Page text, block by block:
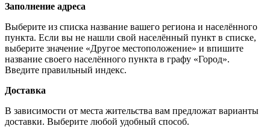
Заполнение адреса
Выберите из списка название вашего региона и населённого
пункта. Если вы не нашли свой населённый пункт в списке,
выберите значение «Другое местоположение» и впишите
название своего населённого пункта в графу «Город».
Введите правильный индекс.
Доставка
В зависимости от места жительства вам предложат варианты
доставки. Выберите любой удобный способ.